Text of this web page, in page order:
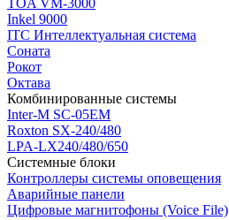
TOA VM-3000
Inkel 9000
ITC Интеллектуальная система
Соната
Рокот
Октава
Комбинированные системы
Inter-M SC-05EM
Roxton SX-240/480
LPA-LX240/480/650
Системные блоки
Контроллеры системы оповещения
Аварийные панели
Цифровые магнитофоны (Voice File)